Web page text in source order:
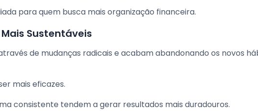
para quem busca mais organização financeira.
Sustentáveis
de mudanças radicais e acabam abandonando os novos
mais eficazes.
consistente tendem a gerar resultados mais duradouros.